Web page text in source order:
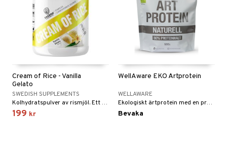
Cream of Rice - Vanilla
Gelato
SWEDISH SUPPLEMENTS
Kolhydratspulver av rismjöl. Ett perfekt milt och glutenfritt kolhydratstillskott.
199 kr
WellAware EKO Ärtprotein
WELLAWARE
Ekologiskt ärtprotein med en proteinhalt på 80 %.
Bevaka